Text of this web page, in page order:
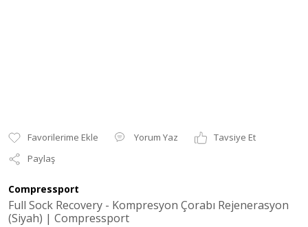
Yorum Yaz
Tavsiye Et
Paylaş
Compressport
Full Sock Recovery - Kompresyon Çorabı Rejenerasyon
(Siyah) | Compressport